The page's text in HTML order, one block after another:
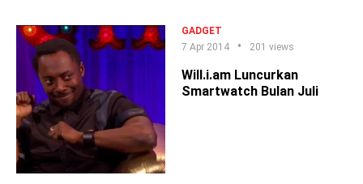
GADGET
7 Apr 2014
201 views
Will.i.am Luncurkan
Smartwatch Bulan Juli